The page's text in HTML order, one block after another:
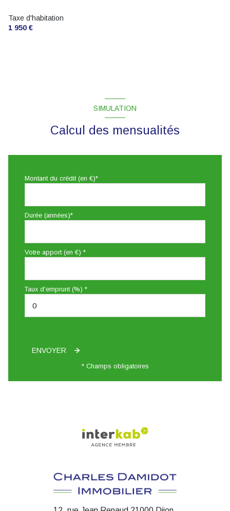
quartier Victor Hugo
Taxe d'habitation
1 950 €
SIMULATION
Calcul des mensualités
Montant du crédit (en €)*
Durée (années)*
Votre apport (en €) *
Taux d'emprunt (%) *
ENVOYER
* Champs obligatoires